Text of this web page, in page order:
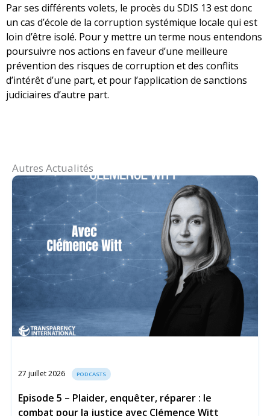
Par ses différents volets, le procès du SDIS 13 est donc
un cas d’école de la corruption systémique locale qui est
loin d’être isolé. Pour y mettre un terme nous entendons
poursuivre nos actions en faveur d’une meilleure
prévention des risques de corruption et des conflits
d’intérêt d’une part, et pour l’application de sanctions
judiciaires d’autre part.
Autres Actualités
27 juillet 2026 PODCASTS
Episode 5 – Plaider, enquêter, réparer : le
combat pour la justice avec Clémence Witt